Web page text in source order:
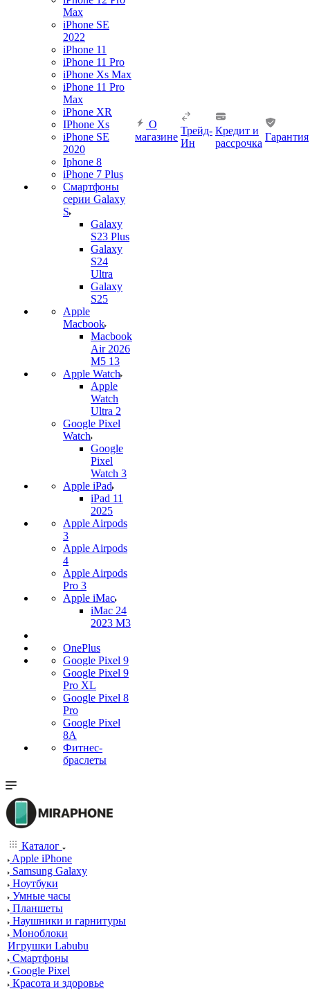
Max
iPhone SE
2022
iPhone 11
iPhone 11 Pro
iPhone Xs Max
iPhone 11 Pro
Max
iPhone XR
IPhone Xs
iPhone SE
2020
Iphone 8
iPhone 7 Plus
Смартфоны
серии Galaxy
S
Galaxy
S23 Plus
Galaxy
S24
Ultra
Galaxy
S25
Apple
Macbook
Macbook
Air 2026
M5 13
Apple Watch
Apple
Watch
Ultra 2
Google Pixel
Watch
Google
Pixel
Watch 3
Apple iPad
iPad 11
2025
Apple Airpods
3
Apple Airpods
4
Apple Airpods
Pro 3
Apple iMac
iMac 24
2023 M3
OnePlus
Google Pixel 9
Google Pixel 9
Pro XL
Google Pixel 8
Pro
Google Pixel
8A
Фитнес-
браслеты
О
магазине
Трейд-
Ин
Кредит и
рассрочка
Гарантия
Каталог
Apple iPhone
Samsung Galaxy
Ноутбуки
Умные часы
Планшеты
Наушники и гарнитуры
Моноблоки
Игрушки Labubu
Смартфоны
Google Pixel
Красота и здоровье